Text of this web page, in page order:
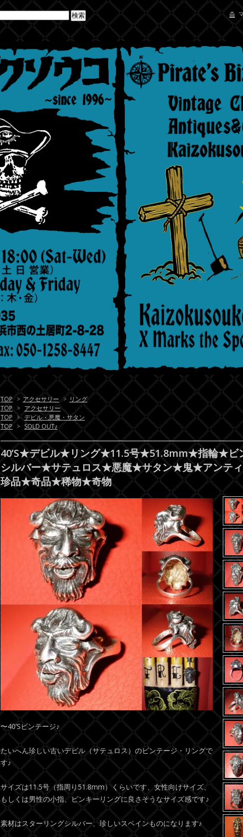
TOP > アクセサリー > リング
TOP > アクセサリー
TOP > デビル・悪魔・サタン
TOP > SOLD OUT♪
40’S★デビル★リング★11.5号★51.8mm★指輪★ビ
シルバー★サテュロス★悪魔★サタン★鬼★アンテ
珍品★奇品★稀物★奇物
〜40’Sビンテージ♪
たいへん珍しい古いデビル（サテュロス）のビンテージ・リングで
す♪
サイズは11.5号（指周り51.8mm）くらいです、女性向けサイズ、
もしくは男性の小指、ピンキーリングに良さそうなサイズ感です♪
素材はスターリングシルバー、珍しいスペインものになります♪